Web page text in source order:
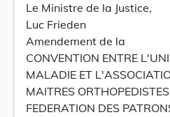
Le Ministre de la Justice,
Luc Frieden
Amendement de la
CONVENTION ENTRE
MALADIE ET
MAITRES
FEDERATION DES